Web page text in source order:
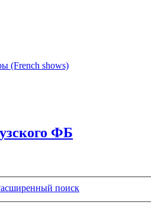
(French shows)
ФБ
поиск